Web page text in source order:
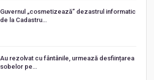
Guvernul „cosmetizează” dezastrul informatic
de la Cadastru…
Au rezolvat cu fântânile, urmează desființarea
sobelor pe…